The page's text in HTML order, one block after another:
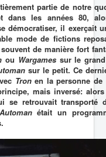
partie de notre
les années 80,
démocratiser, il exerçait
mode de fictions
de manière fort
ou Wargamessur le
sur le petit. Ce
Tronen la personne de
mais inversé:
retrouvait transporté
était un